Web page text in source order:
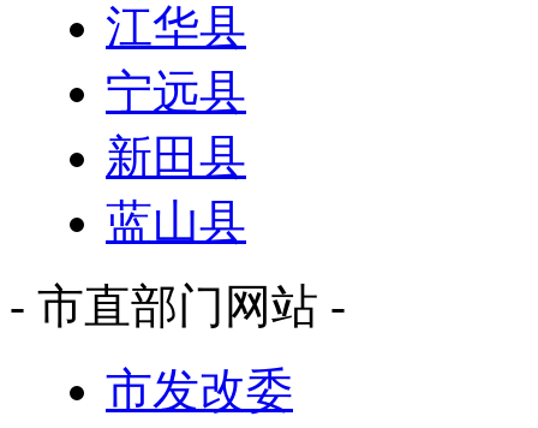
江华县
宁远县
新田县
蓝山县
- 市直部门网站 -
市发改委